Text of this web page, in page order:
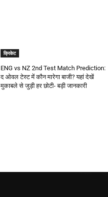
क्रिकेट
ENG vs NZ 2nd Test Match Prediction:
द ओवल टेस्ट में कौन मारेगा बाजी? यहां देखें
मुकाबले से जुड़ी हर छोटी- बड़ी जानकारी